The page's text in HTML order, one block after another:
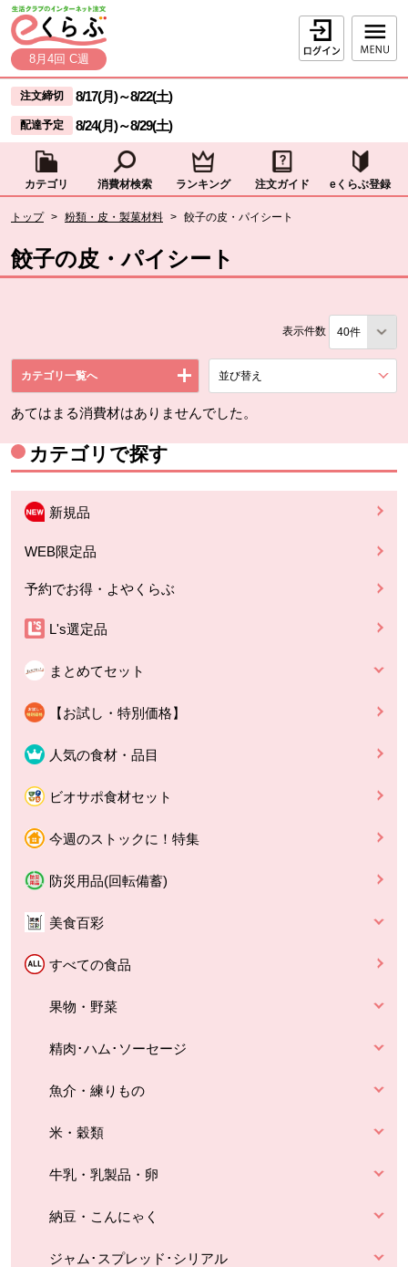
ページの先頭です。
本文へジャンプする。
8月4回 C週
ログイン
ここからサイト内共通メニューです。
サイト内共通メニューをスキップする
注文締切 8/17(月)～8/22(土)
配達予定 8/24(月)～8/29(土)
カテゴリ 消費材検索 ランキング 注文ガイド eくらぶ登録
トップ > 粉類・皮・製菓材料 > 餃子の皮・パイシート
餃子の皮・パイシート
表示件数
カテゴリ一覧へ 並び替え
あてはまる消費材はありませんでした。
カテゴリで探す
新規品
WEB限定品
予約でお得・よやくらぶ
L's選定品
まとめてセット
【お試し・特別価格】
人気の食材・品目
ビオサポ食材セット
今週のストックに！特集
防災用品(回転備蓄)
美食百彩
すべての食品
果物・野菜
精肉･ハム･ソーセージ
魚介・練りもの
米・穀類
牛乳・乳製品・卵
納豆・こんにゃく
ジャム･スプレッド･シリアル